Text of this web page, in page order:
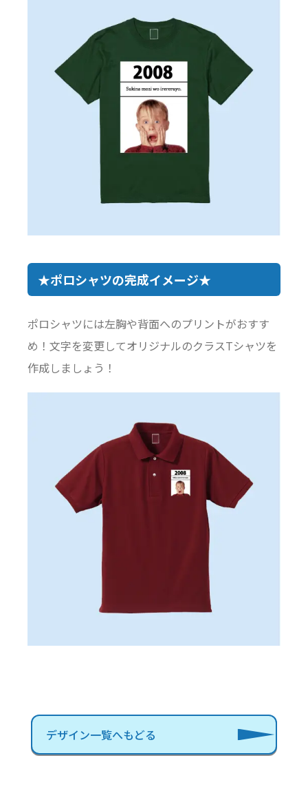
★ポロシャツの完成イメージ★
ポロシャツには左胸や背面へのプリントがおすす
め！文字を変更してオリジナルのクラスTシャツを
作成しましょう！
デザイン一覧へもどる